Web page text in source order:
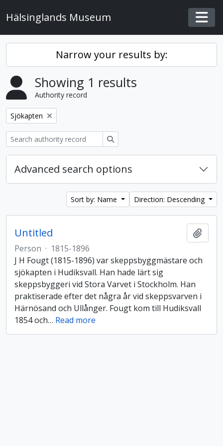
Hälsinglands Museum
Narrow your results by:
Showing 1 results
Authority record
Remove filter:
Sjökapten
Advanced search options
Sort by: Name Direction: Descending
Untitled
Person · 1815-1896
J H Fougt (1815-1896) var skeppsbyggmästare och
sjökapten i Hudiksvall. Han hade lärt sig
skeppsbyggeri vid Stora Varvet i Stockholm. Han
praktiserade efter det några år vid skeppsvarven i
Härnösand och Ullånger. Fougt kom till Hudiksvall
1854 och… Read more